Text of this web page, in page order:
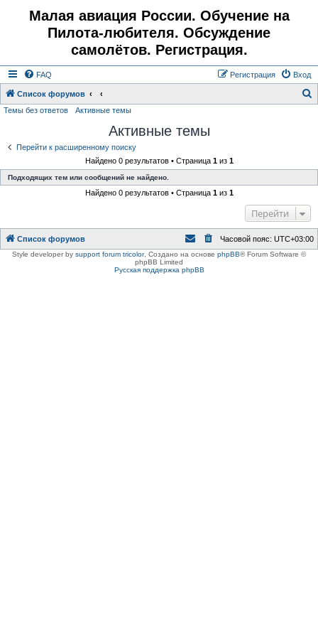
Малая авиация России. Обучение на
Пилота-любителя. Обсуждение
самолётов. Регистрация.
FAQ Вход
Регистрация
Список форумов
Темы без ответов Активные темы
Активные темы
Перейти к расширенному поиску
Найдено 0 результатов • Страница 1из 1
Подходящих тем или сообщений не найдено.
Найдено 0 результатов • Страница 1из 1
Перейти
Список форумов Часовой пояс: UTC+03:00
Style developer by support forum tricolor, Создано на основе phpBB® Forum Software ©
phpBB Limited
Русская поддержка phpBB